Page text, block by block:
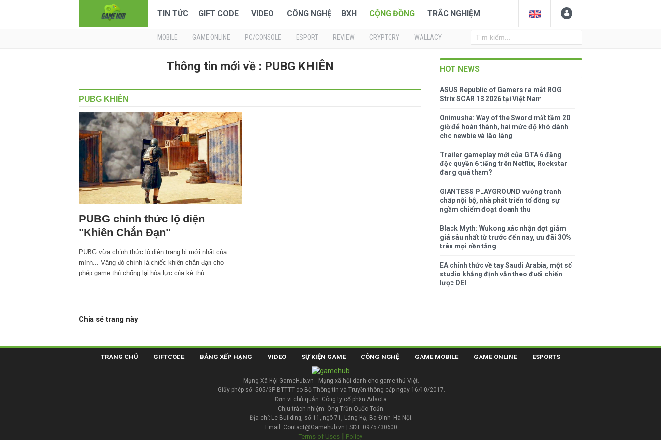
TIN TỨC GIFT CODE VIDEO CÔNG NGHỆ BXH CỘNG ĐỒNG TRẮC NGHIỆM
MOBILE GAME ONLINE PC/CONSOLE ESPORT REVIEW CRYPTORY WALLACY
Thông tin mới về : PUBG KHIÊN
PUBG KHIÊN
PUBG chính thức lộ diện
"Khiên Chắn Đạn"
PUBG vừa chính thức lộ diện trang bị mới nhất của
mình... Vâng đó chính là chiếc khiên chắn đạn cho
phép game thủ chống lại hỏa lực của kẻ thù.
Chia sẻ trang này
HOT NEWS
ASUS Republic of Gamers ra mắt ROG
Strix SCAR 18 2026 tại Việt Nam
Onimusha: Way of the Sword mất tầm 20
giờ để hoàn thành, hai mức độ khó dành
cho newbie và lão làng
Trailer gameplay mới của GTA 6 đăng
độc quyền 6 tiếng trên Netflix, Rockstar
đang quá tham?
GIANTESS PLAYGROUND vướng tranh
chấp nội bộ, nhà phát triển tố đồng sự
ngầm chiếm đoạt doanh thu
Black Myth: Wukong xác nhận đợt giảm
giá sâu nhất từ trước đến nay, ưu đãi 30%
trên mọi nền tảng
EA chính thức về tay Saudi Arabia, một số
studio khẳng định vẫn theo đuổi chiến
lược DEI
TRANG CHỦ GIFTCODE BẢNG XẾP HẠNG VIDEO SỰ KIỆN GAME CÔNG NGHỆ GAME MOBILE GAME ONLINE ESPORTS
Mạng Xã Hội GameHub.vn - Mạng xã hội dành cho game thủ Việt.
Giấy phép số: 505/GP-BTTTT do Bộ Thông tin và Truyền thông cấp ngày 16/10/2017.
Đơn vị chủ quản: Công ty cổ phần Adsota.
Chịu trách nhiệm: Ông Trần Quốc Toản.
Địa chỉ: Le Building, số 11, ngõ 71, Láng Hạ, Ba Đình, Hà Nội.
Email: Contact@Gamehub.vn | SĐT: 0975730600
Terms of Uses | Policy